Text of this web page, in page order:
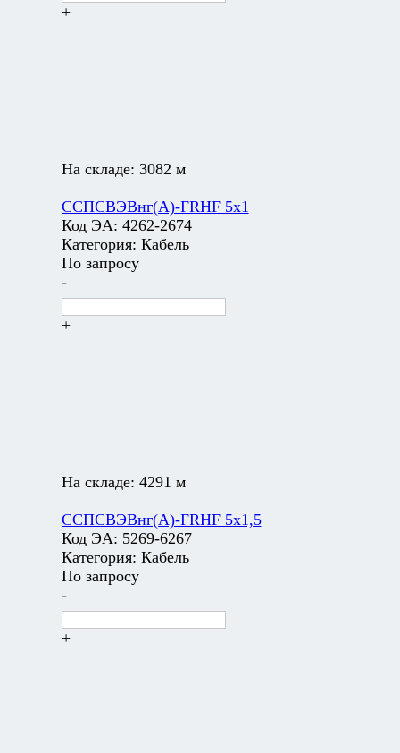
+
На складе: 3082 м
ССПСВЭВнг(А)-FRHF 5х1
Код ЭА: 4262-2674
Категория: Кабель
По запросу
-
+
На складе: 4291 м
ССПСВЭВнг(А)-FRHF 5х1,5
Код ЭА: 5269-6267
Категория: Кабель
По запросу
-
+